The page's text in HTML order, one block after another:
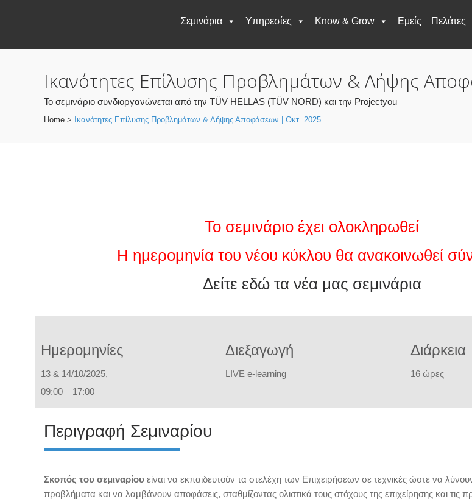
Σεμινάρια Υπηρεσίες Know & Grow Εμείς Πελάτες
Ικανότητες Επίλυσης Προβλημάτων & Λήψης
Το σεμινάριο συνδιοργανώνεται από την TÜV HELLAS (TÜV NORD) και την Projectyou
Home > Ικανότητες Επίλυσης Προβλημάτων & Λήψης Αποφάσεων | Οκτ. 2025
Το σεμινάριο έχει ολοκληρωθεί
Η ημερομηνία του νέου κύκλου θα ανακοινωθεί
Δείτε εδώ τα νέα μας σεμινάρια
Ημερομηνίες
13 & 14/10/2025,
09:00 – 17:00
Διεξαγωγή
L IVE e-learning
Διάρκεια
16 ώρες
Περιγραφή Σεμιναρίου
Σκοπός του σεμιναρίου είναι να εκπαιδευτούν τα στελέχη των Επιχειρήσεων σε τεχνικές ώστε να
προβλήματα και να λαμβάνουν αποφάσεις, σταθμίζοντας ολιστικά τους στόχους της επιχείρησης και τις